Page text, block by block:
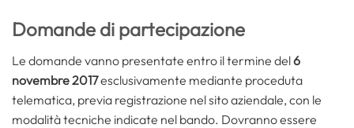
Domande di partecipazione
Le domande vanno presentate entro il termine del6
novembre 2017esclusivamente mediante proceduta
telematica, previa registrazione nel sito aziendale, con le
modalità tecniche indicate nel bando. Dovranno essere